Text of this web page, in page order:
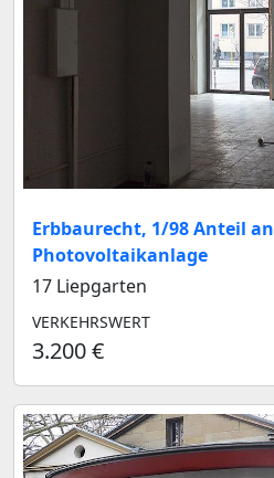
Erbbaurecht, 1/98 Anteil an
Photovoltaikanlage
17 Liepgarten
VERKEHRSWERT
3.200 €